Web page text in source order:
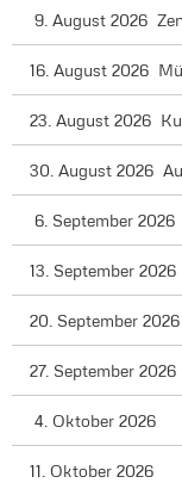
9. August 2026
16. August 2026
23. August 2026
30. August 2026
6. September
13. September
20. September
27. September
4. Oktober 2026
11. Oktober 2026